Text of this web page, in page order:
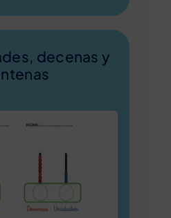
decenas y